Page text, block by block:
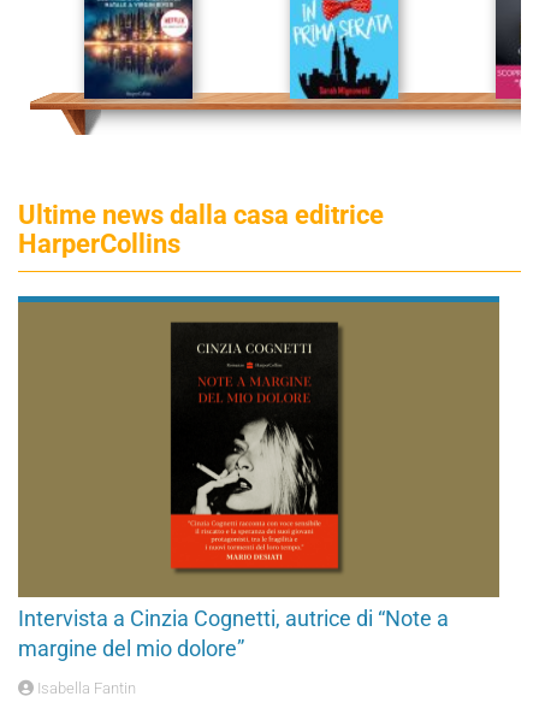
Ultime news dalla casa editrice
HarperCollins
Intervista a Cinzia Cognetti, autrice di “Note a
margine del mio dolore”
Isabella Fantin